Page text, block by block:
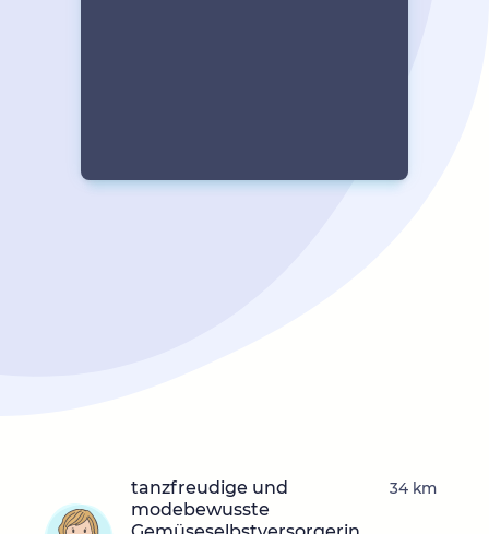
tanzfreudige und
modebewusste
34 km